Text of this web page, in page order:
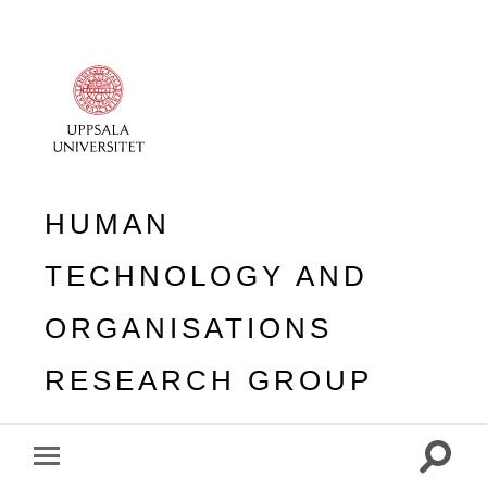
HUMAN
TECHNOLOGY AND
ORGANISATIONS
RESEARCH GROUP
Toggle